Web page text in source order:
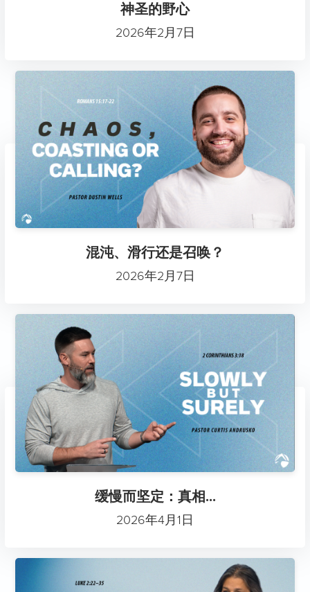
神圣的野心
2026年2月7日
混沌、滑行还是召唤？
2026年2月7日
缓慢而坚定：真相...
2026年4月1日